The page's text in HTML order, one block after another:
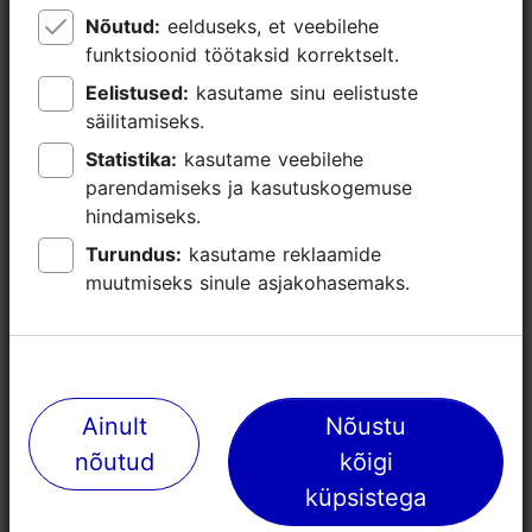
Nõutud:
funktsioonid töötaksid korrektselt.
Eelistused:
säilitamiseks.
Statistika:
parendamiseks ja kasutuskogemuse
hindamiseks.
Turundus:
muutmiseks sinule asjakohasemaks.
Ainult
nõutud
Nõustu
kõigi
küpsistega
Nõutud:
funktsioonid töötaksid korrektselt.
Eelistused:
säilitamiseks.
Statistika:
parendamiseks ja kasutuskogemuse
hindamiseks.
Turundus:
muutmiseks sinule asjakohasemaks.
Ainult
nõutud
Nõustu
kõigi
küpsistega